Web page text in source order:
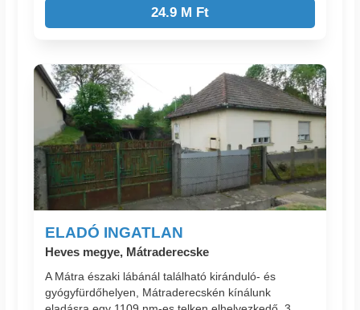
24.9 M Ft
ELADÓ INGATLAN
Heves megye, Mátraderecske
A Mátra északi lábánál található kiránduló- és
gyógyfürdőhelyen, Mátraderecskén kínálunk